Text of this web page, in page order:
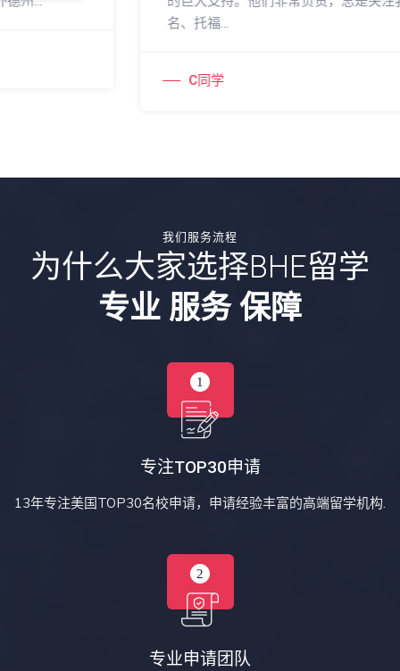
我们服务流程
为什么大家选择BHE留学
专业 服务 保障
专注TOP30申请
13年专注美国TOP30名校申请，申请经验丰富的高端留学机构.
专业申请团队